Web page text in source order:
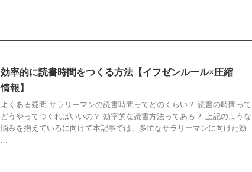
効率的に読書時間をつくる方法【イフゼンルール×圧縮
情報】
よくある疑問 サラリーマンの読書時間ってどのくらい？ 読書の時間って
どうやってつくればいいの？ 効率的な読書方法ってある？ 上記のような
悩みを抱えているに向けて本記事では、多忙なサラリーマンに向けた効